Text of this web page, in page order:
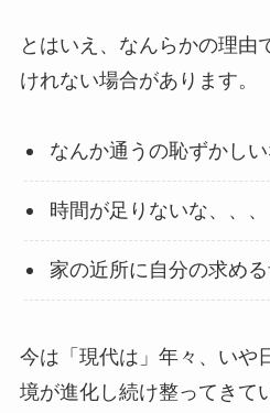
とはいえ、なんらかの理由
けれない場合があります。
なんか通うの恥ずかし
時間が足りないな、、、
家の近所に自分の求める
今は「現代は」年々、いや
境が進化し続け整ってきて